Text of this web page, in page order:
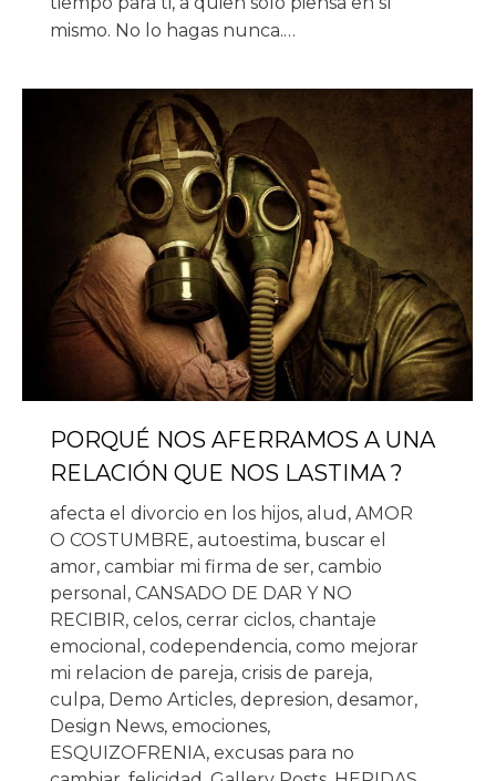
mismo. No lo hagas nunca.…
PORQUÉ NOS AFERRAMOS A UNA
RELACIÓN QUE NOS LASTIMA ?
afecta el divorcio en los hijos, alud , AMOR
O COSTUMBRE, autoestima, buscar el
amor, cambiar mi firma de ser, cambio
personal , CANSADO DE DAR Y NO
RECIBIR, celos, cerrar ciclos, chantaje
emocional , codependencia, como mejorar
mi relacion de pareja, crisis de pareja,
culpa, Demo Articles, depresion, desamor,
Design News, emociones,
ESQUIZOFRENIA, excusas para no